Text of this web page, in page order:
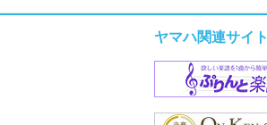
ヤマハ関連サイト